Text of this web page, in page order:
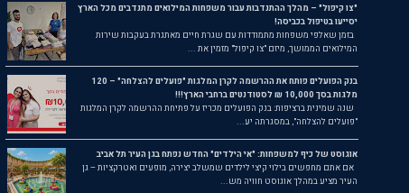
"צו קיפול" – מהלך ההתנדבות עבור משפחות המילואים מתנדבים מכל הארץ
יסייעו בטיפול בכביסה!
בזמן שאלפי משפחות מתמודדות עם שגרת חיים מאתגרת בעקבות שירות
המילואים הממושך, מיזם "צו קיפול" מזמין את ...
בנק הפועלים פותח את ההרשמה לקרן המלגות "פועלים להצלחה" – 120
מלגות בסך 10,000 ₪ לסטודנטים ברחבי הארץ!!!
שנה שמינית ברציפות: בנק הפועלים מכריז על פתיחת ההרשמה לקרן המלגות
"פועלים להצלחה", במסגרתה יע...
אוגוסט של כיף למשפחות: "אי הילדים" החדש נפתח בגן העיר תל אביב
אם אתם מחפשים בילוי קיצי לילדים שמשלב יצירה, מופעים ואטרקציות – גן
העיר מציע במהלך אוגוסט חוויה מש...